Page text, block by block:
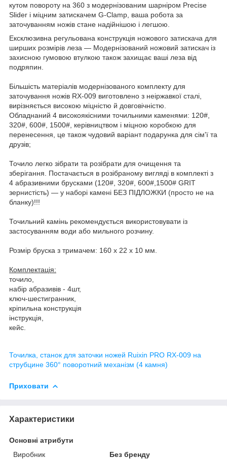
кутом повороту на 360 з модернізованим шарніром Precise
Slider і міцним затискачем G-Clamp, ваша робота за
заточуванням ножів стане надійнішою і легшою.
Ексклюзивна регульована конструкція ножового затискача для
ширших розмірів леза — Модернізований ножовий затискач із
захисною гумовою втулкою також захищає ваші леза від
подряпин.
Більшість матеріалів модернізованого комплекту для
заточування ножів RX-009 виготовлено з неіржавкої сталі,
вирізняється високою міцністю й довговічністю.
Обладнаний 4 високоякісними точильними каменями: 120#,
320#, 600#, 1500#, керівництвом і міцною коробкою для
перенесення, це також чудовий варіант подарунка для сім'ї та
друзів;
Точило легко зібрати та розібрати для очищення та
зберігання. Постачається в розібраному вигляді в комплекті з
4 абразивними брусками (120#, 320#, 600#,1500# GRIT
зернистість) — у наборі камені БЕЗ ПІДЛОЖКИ (просто не на
бланку)!!!
Точильний камінь рекомендується використовувати із
застосуванням води або мильного розчину.
Розмір бруска з тримачем: 160 x 22 x 10 мм.
Комплектація:
точило,
набір абразивів - 4шт,
ключ-шестигранник,
кріпильна конструкція
інструкція,
кейс.
Точилка, станок для заточки ножей Ruixin PRO RX-009 на
струбцине 360° поворотний механізм (4 камня)
Приховати
Характеристики
Основні атрибути
Виробник
Без бренду